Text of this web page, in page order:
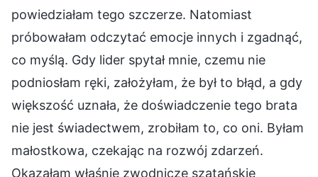
powiedziałam tego szczerze. Natomiast
próbowałam odczytać emocje innych i zgadnąć,
co myślą. Gdy lider spytał mnie, czemu nie
podniosłam ręki, założyłam, że był to błąd, a gdy
większość uznała, że doświadczenie tego brata
nie jest świadectwem, zrobiłam to, co oni. Byłam
małostkowa, czekając na rozwój zdarzeń.
Okazałam właśnie zwodnicze szatańskie